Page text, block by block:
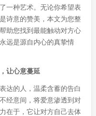
一种艺术。无论你希望表
诗意的赞美，本文为您整
助您找到最能触动对方心
远是源自内心的真挚情
让心意蔓延
达的人，温柔含蓄的告白
经意间，将爱意渗透到对
在于，它让对方自己去体